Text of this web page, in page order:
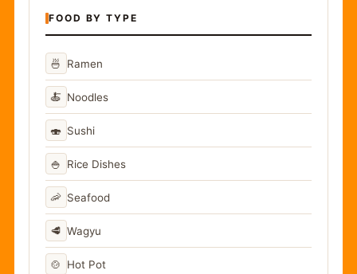
FOOD BY TYPE
🍜 Ramen
🍝 Noodles
🍣 Sushi
🍚 Rice Dishes
🦐 Seafood
🥩 Wagyu
🍲 Hot Pot